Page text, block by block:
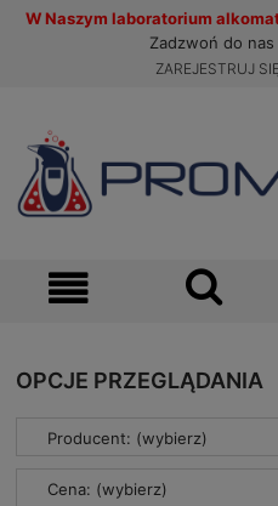
W Naszym laboratorium
Zadzwoń do nas
ZAREJESTRUJ SIĘ
OPCJE PRZEGLĄDANIA
Producent: (wybierz)
Cena: (wybierz)